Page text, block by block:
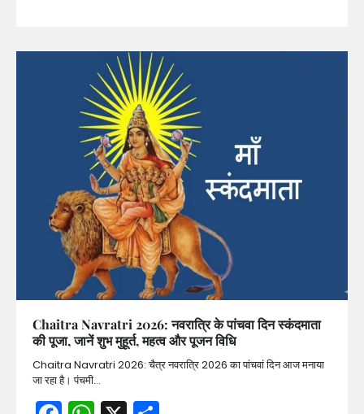
Chaitra Navratri 2026: नवरात्रि के पांचवा दिन स्कंदमाता
की पूजा, जानें शुभ मुहूर्त, महत्व और पूजन विधि
Chaitra Navratri 2026: चैत्र नवरात्रि 2026 का पांचवां दिन आज मनाया
जा रहा है। पंचमी…